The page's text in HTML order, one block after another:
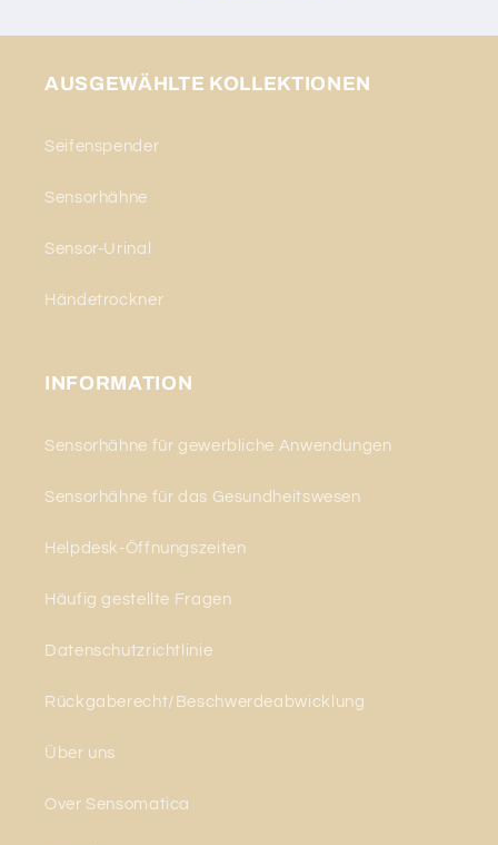
AUSGEWÄHLTE KOLLEKTIONEN
Seifenspender
Sensorhähne
Sensor-Urinal
Händetrockner
INFORMATION
Sensorhähne für gewerbliche Anwendungen
Sensorhähne für das Gesundheitswesen
Helpdesk-Öffnungszeiten
Häufig gestellte Fragen
Datenschutzrichtlinie
Rückgaberecht/Beschwerdeabwicklung
Über uns
Over Sensomatica